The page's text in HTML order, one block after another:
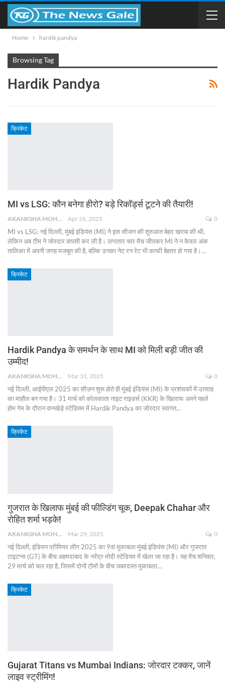
Home hardik pandya
Browsing Tag
Hardik Pandya
क्रिकेट
MI vs LSG: कौन बनेगा हीरो? बड़े रिकॉर्ड्स टूटने की तैयारी!
AKANKSHA MOHAN Apr 26, 2025 0
MI vs LSG: नई दिल्ली, मुंबई इंडियंस (MI) ने इस सीजन की शुरुआत बेहद खराब की थी,
लेकिन अब टीम ने जोरदार वापसी कर ली है। लगातार चार मैच जीतकर MI ने न केवल अंक
तालिका में अपनी जगह मजबूत की है, बल्कि उनका नेट रन रेट भी काफी बेहतर हो गया है।…
क्रिकेट
Hardik Pandya के समर्थन के साथ MI को मिली बड़ी जीत की
उम्मीद!
AKANKSHA MOHAN Mar 31, 2025 0
नई दिल्ली, आईपीएल 2025 का सीज़न शुरू होते ही मुंबई इंडियंस (MI) के प्रशंसकों में उत्साह
का माहौल बन गया है। 31 मार्च को कोलकाता नाइट राइडर्स (KKR) के खिलाफ अपने पहले
होम गेम के दौरान वानखेड़े स्टेडियम में Hardik Pandya का जोरदार स्वागत…
क्रिकेट
गुजरात के खिलाफ मुंबई की फील्डिंग चूक, Deepak Chahar और
रोहित शर्मा भड़के!
AKANKSHA MOHAN Mar 29, 2025 0
नई दिल्ली, इंडियन प्रीमियर लीग 2025 का 9वां मुकाबला मुंबई इंडियंस (MI) और गुजरात
टाइटन्स (GT) के बीच अहमदाबाद के नरेंद्र मोदी स्टेडियम में खेला जा रहा है। यह मैच शनिवार,
29 मार्च को चल रहा है, जिसमें दोनों टीमों के बीच जबरदस्त मुकाबला…
क्रिकेट
Gujarat Titans vs Mumbai Indians: जोरदार टक्कर, जानें
लाइव स्ट्रीमिंग!